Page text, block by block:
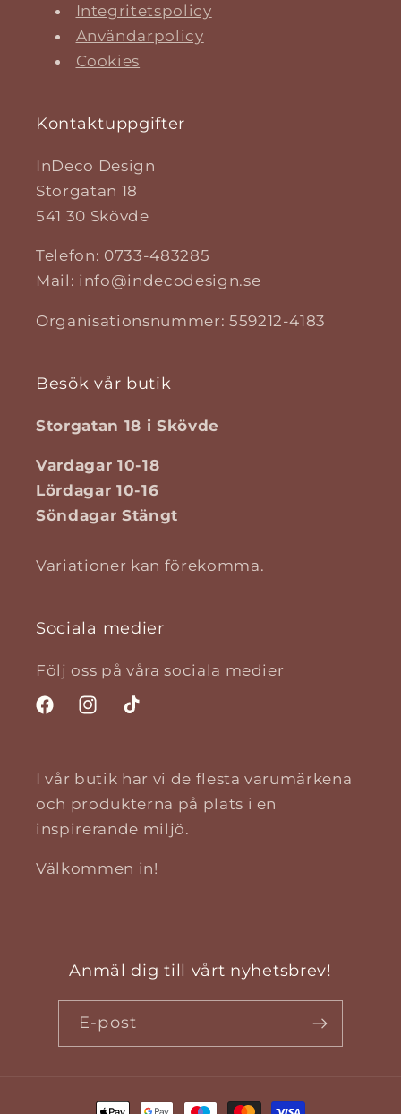
Integritetspolicy
Användarpolicy
Cookies
Kontaktuppgifter
InDeco Design
Storgatan 18
541 30 Skövde
Telefon: 0733-483285
Mail: info@indecodesign.se
Organisationsnummer: 559212-4183
Besök vår butik
Storgatan 18 i Skövde
Vardagar 10-18
Lördagar 10-16
Söndagar Stängt
Variationer kan förekomma.
Sociala medier
Följ oss på våra sociala medier
FacebookInstagramTikTok
I vår butik har vi de flesta varumärkena
och produkterna på plats i en
inspirerande miljö.
Välkommen in!
Anmäl dig till vårt nyhetsbrev!
E-post
Betalningsmetoder